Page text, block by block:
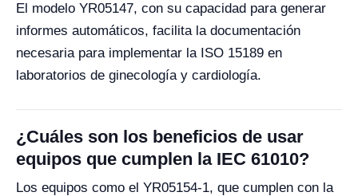
El modelo YR05147, con su capacidad para generar
informes automáticos, facilita la documentación
necesaria para implementar la ISO 15189 en
laboratorios de ginecología y cardiología.
¿Cuáles son los beneficios de usar
equipos que cumplen la IEC 61010?
Los equipos como el YR05154-1, que cumplen con la